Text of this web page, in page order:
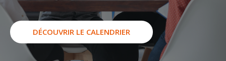
DÉCOUVRIR LE CALENDRIER